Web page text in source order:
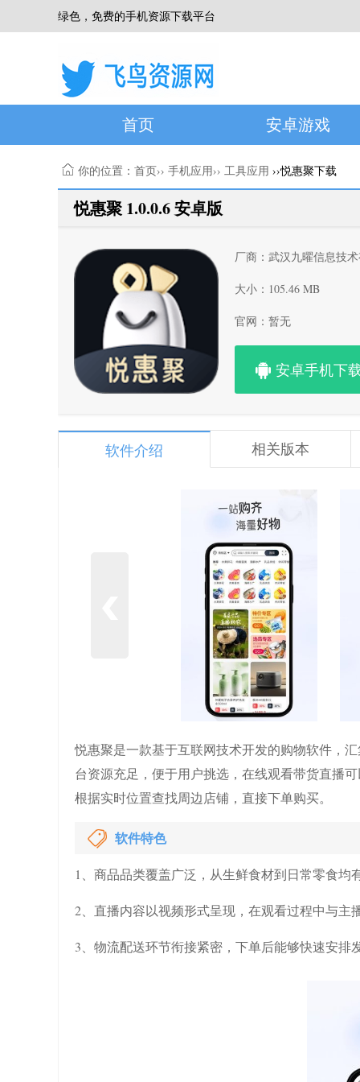
绿色，免费的手机资源下载平台
首页 安卓游戏
你的位置： 首页›› 手机应用›› 工具应用 ››悦惠聚下载
悦惠聚 1.0.0.6 安卓版
安卓手机下
厂商：武汉九曜信息技
大小：105.46 MB
官网：暂无
软件介绍 相关版本
悦惠聚是一款基于互联网技术开发的购物软件，
台资源充足，便于用户挑选，在线观看带货直播
根据实时位置查找周边店铺，直接下单购买。
软件特色
1、商品品类覆盖广泛，从生鲜食材到日常零食
2、直播内容以视频形式呈现，在观看过程中与
3、物流配送环节衔接紧密，下单后能够快速安